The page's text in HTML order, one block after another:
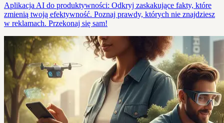
Aplikacja AI do produktywności: Odkryj zaskakujące fakty, które
zmienią twoją efektywność. Poznaj prawdy, których nie znajdziesz
w reklamach. Przekonaj się sam!